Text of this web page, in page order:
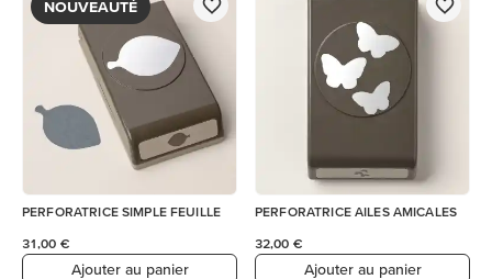
NOUVEAUTÉ
PERFORATRICE SIMPLE FEUILLE
31,00 €
Ajouter au panier
PERFORATRICE AILES AMICALES
32,00 €
Ajouter au panier